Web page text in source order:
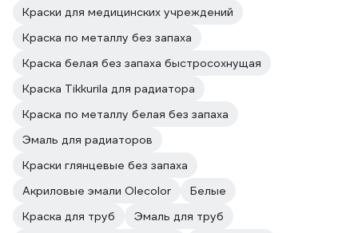
Краски для медицинских учреждений
Краска по металлу без запаха
Краска белая без запаха быстросохнущая
Краска Tikkurila для радиатора
Краска по металлу белая без запаха
Эмаль для радиаторов
Краски глянцевые без запаха
Акриловые эмали Olecolor
Белые
Краска для труб
Эмаль для труб